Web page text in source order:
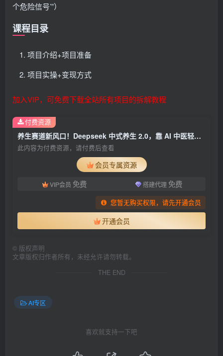
个危险信号’”）
课程目录
项目介绍+项目准备
项目实操+变现方式
加入VIP，可免费下载全站所有项目的拆解教程
养生赛道新风口！Deepseek 中式养生 2.0，靠 AI 中医轻松起号涨粉 3w+
此内容为付费资源，请付费后查看
会员专属资源
VIP会员 免费 搭建代理 免费
您暂无购买权限，请先开通会员
开通会员
付费资源
© 版权声明
文章版权归作者所有，未经允许请勿转载。
THE END
AI专区
喜欢就支持一下吧